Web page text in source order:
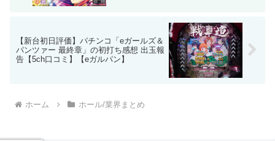
【新台初日評価】パチンコ「eガールズ＆
パンツァー 最終章」の初打ち感想 出玉報
告【5ch口コミ】【eガルパン】
ホーム ホール/業界まとめ